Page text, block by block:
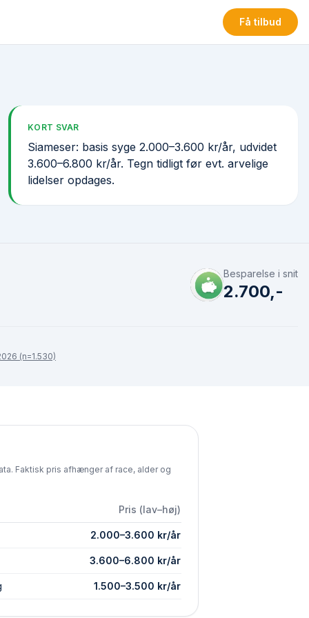
Få tilbud
KORT SVAR
Siameser: basis syge 2.000–3.600 kr/år, udvidet
3.600–6.800 kr/år. Tegn tidligt før evt. arvelige
lidelser opdages.
Besparelse i snit
2.700,-
(n=1.530)
Faktisk pris afhænger af race, alder og
Pris (lav–høj)
2.000–3.600 kr/år
3.600–6.800 kr/år
1.500–3.500 kr/år